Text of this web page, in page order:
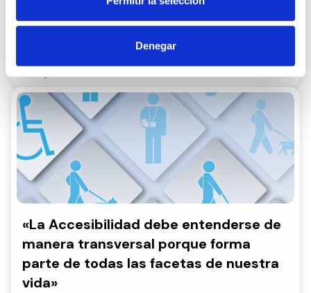
Denegar
Berta Brusilovsky: «Si no hay
accesibilidad cognitiva, las personas
deben resignarse a depender de otros»
«La Accesibilidad debe entenderse de
manera transversal porque forma
parte de todas las facetas de nuestra
vida»